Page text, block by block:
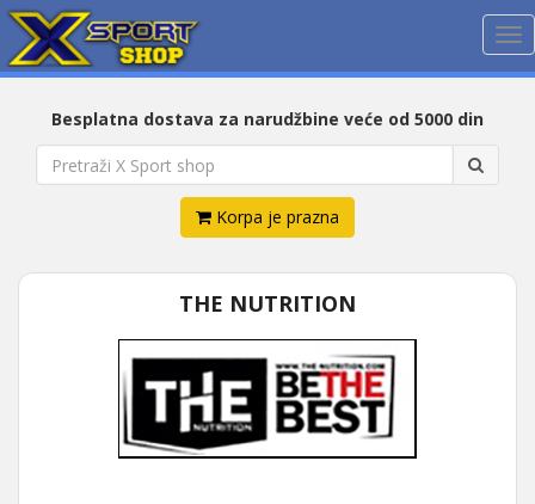
Besplatna dostava za narudžbine veće od 5000 din
Korpa je prazna
THE NUTRITION